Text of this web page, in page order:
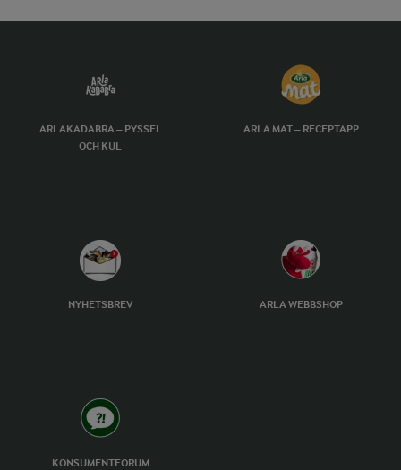
ARLAKADABRA – PYSSEL
OCH KUL
ARLA MAT – RECEPTAPP
NYHETSBREV ARLA WEBBSHOP
KONSUMENTFORUM